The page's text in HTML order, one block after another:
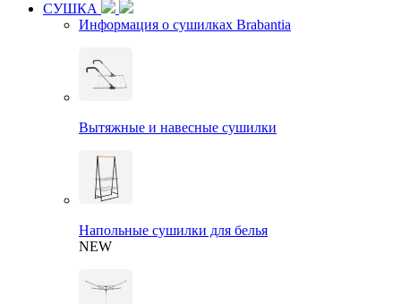
СУШКА
Информация о сушилках Brabantia
Вытяжные и навесные сушилки
Напольные сушилки для белья
NEW